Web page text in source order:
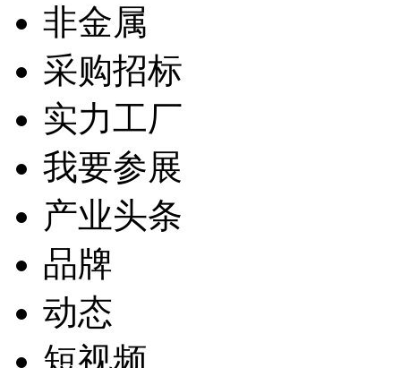
非金属
采购招标
实力工厂
我要参展
产业头条
品牌
动态
短视频